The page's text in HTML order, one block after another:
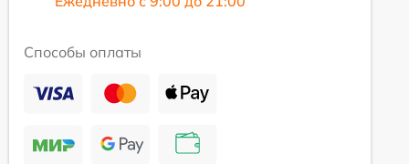
Способы оплаты